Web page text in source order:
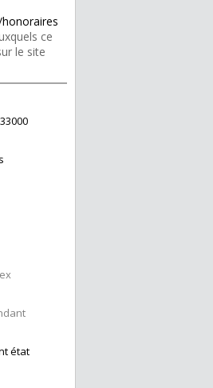
ce
le site
33000
état